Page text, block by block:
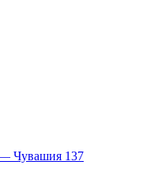
— Чувашия 137